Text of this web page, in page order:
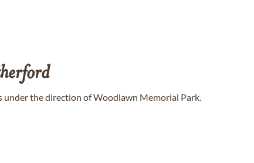
under the direction of Woodlawn Memorial Park.